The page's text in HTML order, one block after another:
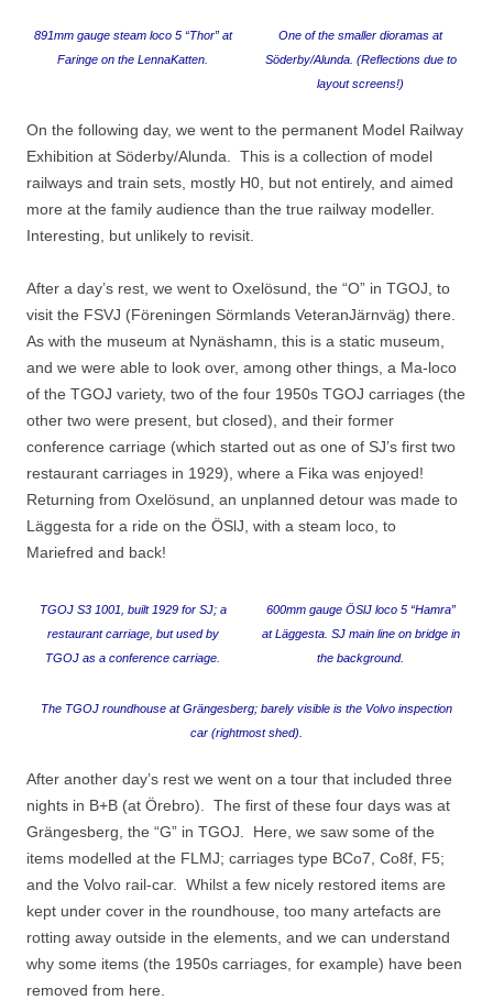
891mm gauge steam loco 5 “Thor” at
Faringe on the LennaKatten.
One of the smaller dioramas at
Söderby/Alunda. (Reflections due to
layout screens!)
On the following day, we went to the permanent Model Railway
Exhibition at Söderby/Alunda. This is a collection of model
railways and train sets, mostly H0, but not entirely, and aimed
more at the family audience than the true railway modeller.
Interesting, but unlikely to revisit.
After a day’s rest, we went to Oxelösund, the “O” in TGOJ, to
visit the FSVJ (Föreningen Sörmlands VeteranJärnväg) there.
As with the museum at Nynäshamn, this is a static museum,
and we were able to look over, among other things, a Ma-loco
of the TGOJ variety, two of the four 1950s TGOJ carriages (the
other two were present, but closed), and their former
conference carriage (which started out as one of SJ’s first two
restaurant carriages in 1929), where a Fika was enjoyed!
Returning from Oxelösund, an unplanned detour was made to
Läggesta for a ride on the ÖSlJ, with a steam loco, to
Mariefred and back!
TGOJ S3 1001, built 1929 for SJ; a
restaurant carriage, but used by
TGOJ as a conference carriage.
600mm gauge ÖSlJ loco 5 “Hamra”
at Läggesta. SJ main line on bridge in
the background.
The TGOJ roundhouse at Grängesberg; barely visible is the Volvo inspection
car (rightmost shed).
After another day’s rest we went on a tour that included three
nights in B+B (at Örebro). The first of these four days was at
Grängesberg, the “G” in TGOJ. Here, we saw some of the
items modelled at the FLMJ; carriages type BCo7, Co8f, F5;
and the Volvo rail-car. Whilst a few nicely restored items are
kept under cover in the roundhouse, too many artefacts are
rotting away outside in the elements, and we can understand
why some items (the 1950s carriages, for example) have been
removed from here.